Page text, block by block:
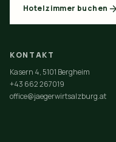
Hotelzimmer buchen
KONTAKT
Kasern 4, 5101 Bergheim
+43 662 267019
office@jaegerwirtsalzburg.at